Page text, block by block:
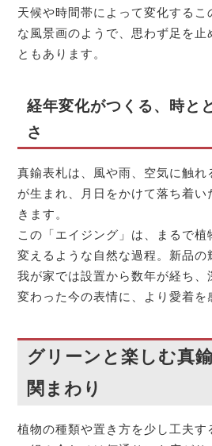
天候や時間帯によって変化するこ
な風景画のようで、思わず足を止
ともあります。
経年変化がつくる、時と
さ
真鍮表札は、風や雨、空気に触れ
が生まれ、月日をかけて落ち着い
きます。
この「エイジング」は、まるで植
変えるような自然な過程。新品の
我が家では設置から数年が経ち、
変わった今の表情に、より愛着を
グリーンと楽しむ真
関まわり
植物の種類や置き方を少し工夫す